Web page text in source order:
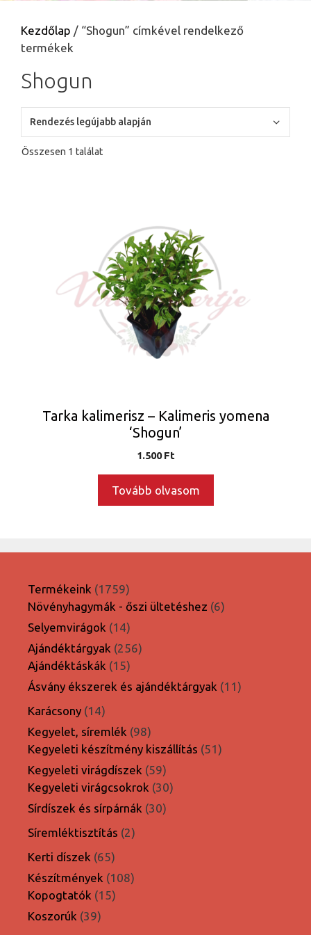
Kezdőlap / “Shogun” címkével rendelkező
termékek
Shogun
Összesen 1 találat
Tarka kalimerisz – Kalimeris yomena
‘Shogun’
1.500Ft
Tovább olvasom
Termékeink 17591759
termék
Növényhagymák - őszi ültetéshez 66
Selyemvirágok 1414
termék
Ajándéktárgyak 256256
Ajándéktáskák 1515
termék
Ásvány ékszerek és ajándéktárgyak 1111
Karácsony 1414
termék
Kegyelet, síremlék 9898
termék
Kegyeleti készítmény kiszállítás 5151
Kegyeleti virágdíszek 5959
termék
Kegyeleti virágcsokrok 3030
Sírdíszek és sírpárnák 3030
Síremléktisztítás 22
Kerti díszek 6565
termék
Készítmények 108108
Kopogtatók 1515
Koszorúk 3939